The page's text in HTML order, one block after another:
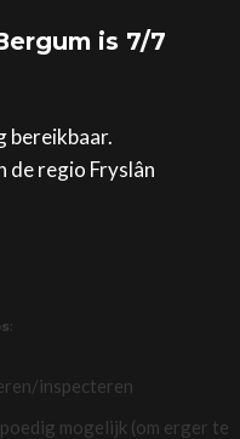
is 7/7
bereikbaar.
de regio Fryslân
:
inspecteren
mogelijk (om erger te